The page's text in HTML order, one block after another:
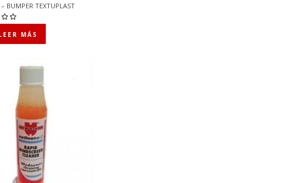
BUMPER TEXTUPLAST
MÁS